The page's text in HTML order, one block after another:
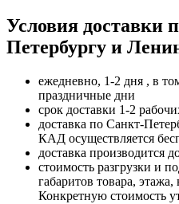
Условия доставки
Петербургу и
ежедневно, 1-2 дня , в
праздничные дни
срок доставки 1-2
доставка по Санкт-
КАД осуществляется
доставка производится
стоимость разгрузки и
габаритов товара,
Конкретную стоимость